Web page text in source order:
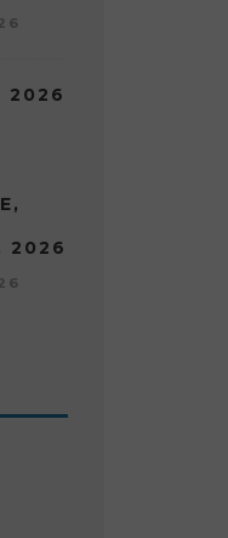
2026
2026